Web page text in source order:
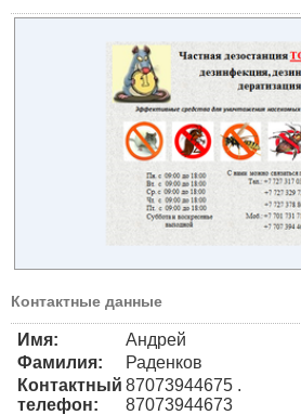
Контактные данные
Имя:
Андрей
Фамилия:
Раденков
Контактный
телефон:
87073944675 .
87073944673